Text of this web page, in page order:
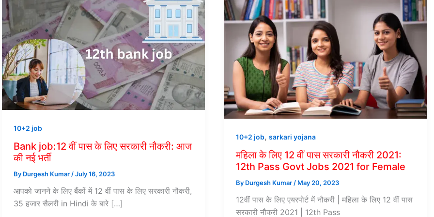
10+2 job
Bank job:12 वीं पास के लिए सरकारी नौकरी: आज
की नई भर्ती
By Durgesh Kumar /July 16, 2023
आपको जानने के लिए बैंकों में 12 वीं पास के लिए सरकारी नौकरी,
35 हजार सैलरी in Hindi के बारे […]
10+2 job, sarkari yojana
महिला के लिए 12 वीं पास सरकारी नौकरी 2021:
12th Pass Govt Jobs 2021 for Female
By Durgesh Kumar / May 20, 2023
12वीं पास के लिए एयरपोर्ट में नौकरी | महिला के लिए 12 वीं पास
सरकारी नौकरी 2021 | 12th Pass